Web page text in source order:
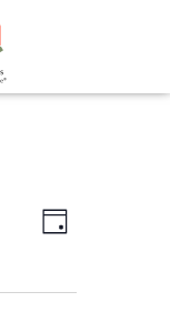
Navigation
par
de
Jour